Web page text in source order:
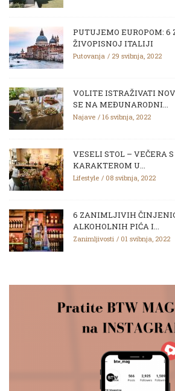
PUTUJEMO EUROPOM:
ŽIVOPISNOJ ITALIJI
Putovanja 29 svibnja, 2022
VOLITE ISTRAŽIVATI
SE NA MEĐUNARODNI...
Najave 16 svibnja, 2022
VESELI STOL – VEČERA
KARAKTEROM U...
Lifestyle 08 svibnja, 2022
6 ZANIMLJIVIH
ALKOHOLNIH PIĆA I...
Zanimljivosti 01 svibnja, 2022